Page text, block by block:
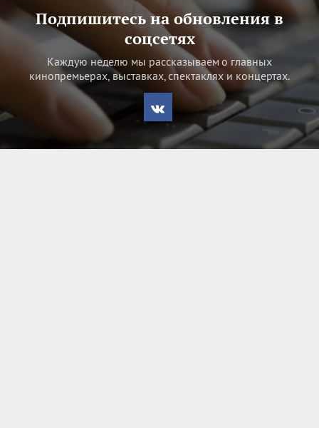
Подпишитесь на обновления в
соцсетях
Каждую неделю мы рассказываем о главных
кинопремьерах, выставках, спектаклях и концертах.